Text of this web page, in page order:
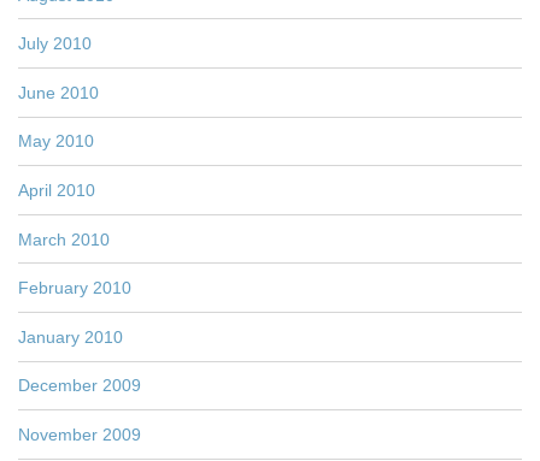
July 2010
June 2010
May 2010
April 2010
March 2010
February 2010
January 2010
December 2009
November 2009